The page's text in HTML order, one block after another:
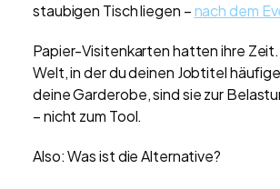
staubigen Tisch liegen –nach dem
Papier-Visitenkarten hatten ihre Zeit.
Welt, in der du deinen Jobtitel
deine Garderobe, sind sie zur
– nicht zum Tool.
Also: Was ist die Alternative?